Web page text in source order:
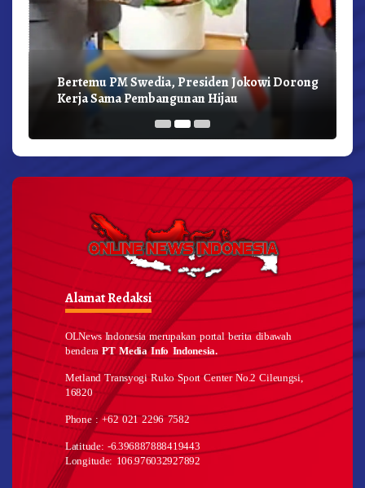
Bertemu PM Swedia, Presiden Jokowi Dorong
Kerja Sama Pembangunan Hijau
Alamat Redaksi
OLNews Indonesia merupakan portal berita dibawah
benderaPT Media Info Indonesia.
Metland Transyogi Ruko Sport Center No.2 Cileungsi,
16820
Phone : +62 021 2296 7582
Latitude: -6.396887888419443
Longitude: 106.976032927892